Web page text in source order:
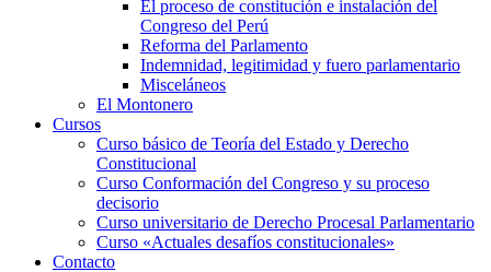
El proceso de constitución e instalación del
Congreso del Perú
Reforma del Parlamento
Indemnidad, legitimidad y fuero parlamentario
Misceláneos
El Montonero
Cursos
Curso básico de Teoría del Estado y Derecho
Constitucional
Curso Conformación del Congreso y su proceso
decisorio
Curso universitario de Derecho Procesal Parlamentario
Curso «Actuales desafíos constitucionales»
Contacto